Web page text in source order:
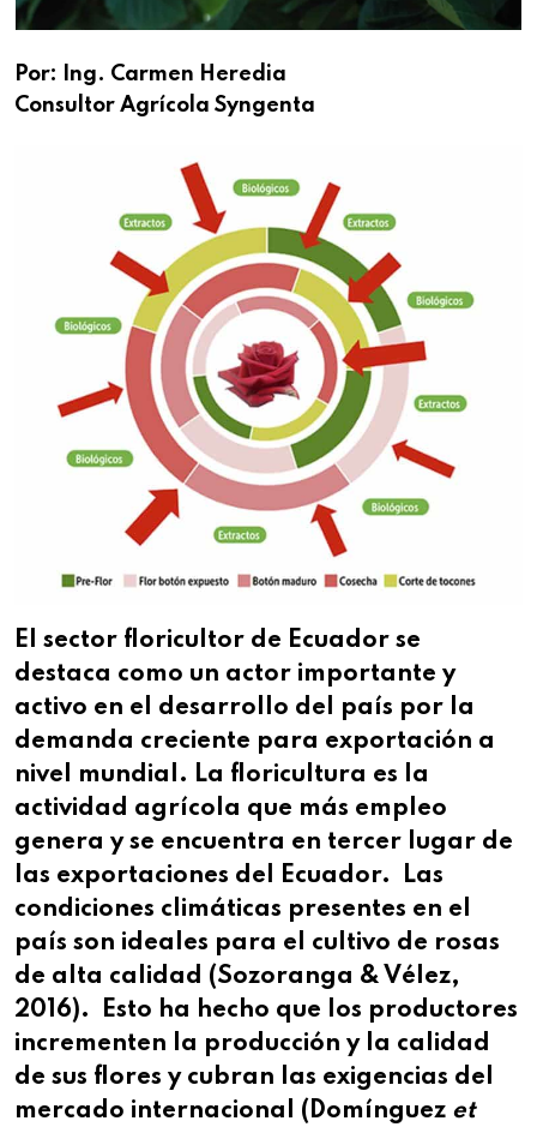
Por:
Ing. Carmen Heredia
Consultor Agrícola Syngenta
El sector floricultor de Ecuador se
destaca como un actor importante y
activo en el desarrollo del país por la
demanda creciente para exportación a
nivel mundial. La floricultura es la
actividad agrícola que más empleo
genera y se encuentra en tercer lugar de
las exportaciones del Ecuador. Las
condiciones climáticas presentes en el
país son ideales para el cultivo de rosas
de alta calidad (Sozoranga & Vélez,
2016). Esto ha hecho que los productores
incrementen la producción y la calidad
de sus flores y cubran las exigencias del
mercado internacional (Domínguez et